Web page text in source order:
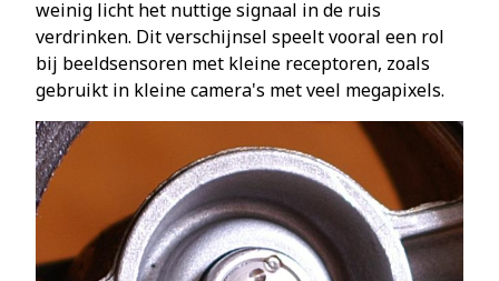
weinig licht het nuttige signaal in de ruis
verdrinken. Dit verschijnsel speelt vooral een rol
bij beeldsensoren met kleine receptoren, zoals
gebruikt in kleine camera's met veel megapixels.